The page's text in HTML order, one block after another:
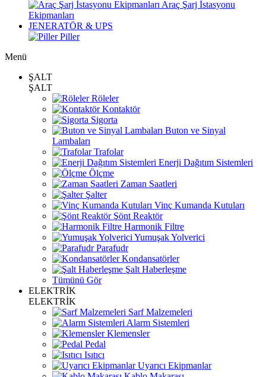
Araç Şarj İstasyonu
Ekipmanları
JENERATÖR & UPS
Piller
Menü
ŞALT
ŞALT
Röleler
Kontaktör
Sigorta
Buton ve Sinyal
Lambaları
Trafolar
Enerji Dağıtım Sistemleri
Ölçme
Zaman Saatleri
Şalter
Vinç Kumanda Kutuları
Şönt Reaktör
Harmonik Filtre
Yumuşak Yolverici
Parafudr
Kondansatörler
Şalt Haberleşme
Tümünü Gör
ELEKTRİK
ELEKTRİK
Sarf Malzemeleri
Alarm Sistemleri
Klemensler
Pedal
Isıtıcı
Uyarıcı Ekipmanlar